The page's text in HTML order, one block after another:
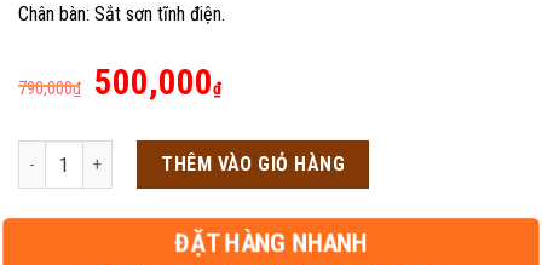
Chân bàn: Sắt sơn tĩnh điện.
790,000₫
Giá
là:
790,000₫.
500,000₫Giá
tại
là:
500,000₫.
Bàn nhân viên chân sắt BVP07TĐ số lượng
THÊM VÀO GIỎ HÀNG
ĐẶT HÀNG NHANH